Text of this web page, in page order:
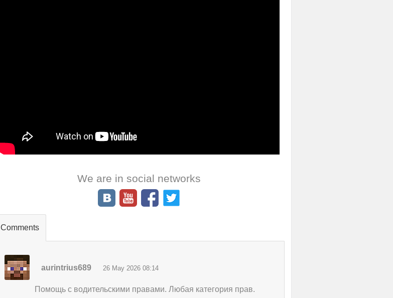
We are in social networks
Comments
aurintrius689 26 May 2026 08:14
Помощь с водительскими правами. Любая категория прав.